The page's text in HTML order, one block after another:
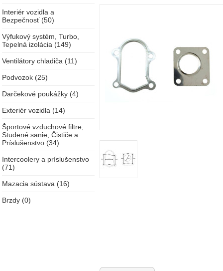
Interiér vozidla a
Bezpečnosť (50)
Výfukový systém, Turbo,
Tepelná izolácia (149)
Ventilátory chladiča (11)
Podvozok (25)
Darčekové poukážky (4)
Exteriér vozidla (14)
Športové vzduchové filtre,
Studené sanie, Čističe a
Príslušenstvo (34)
Intercoolery a príslušenstvo
(71)
Mazacia sústava (16)
Brzdy (0)